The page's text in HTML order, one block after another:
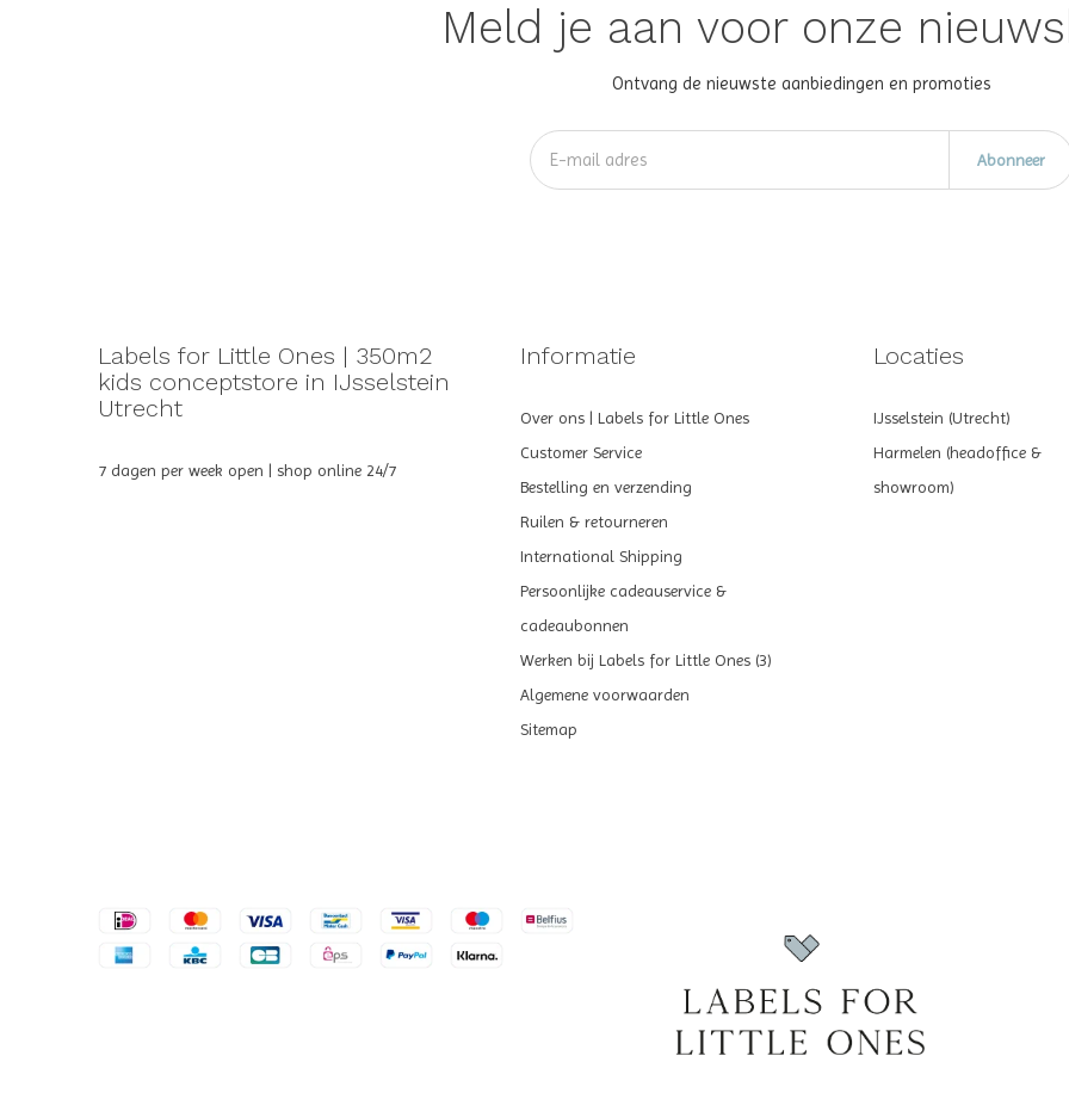
Meld je aan voor onze
Ontvang de nieuwste aanbiedingen en promoties
Abonneer
Labels for Little Ones | 350m2
kids conceptstore in IJsselstein
Utrecht
7 dagen per week open | shop online 24/7
Informatie
Over ons | Labels for Little Ones
Customer Service
Bestelling en verzending
Ruilen & retourneren
International Shipping
Persoonlijke cadeauservice &
cadeaubonnen
Werken bij Labels for Little Ones (3)
Algemene voorwaarden
Sitemap
Locaties
IJsselstein (Utrecht)
Harmelen (headoffice &
showroom)